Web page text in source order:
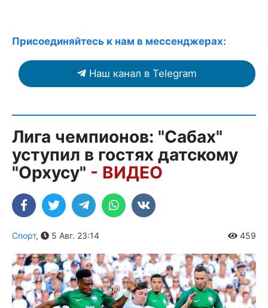
Присоединяйтесь к нам в мессенджерах:
Наш канал в Telegram
Лига чемпионов: "Сабах"
уступил в гостях датскому
"Орхусу" - ВИДЕО
Спорт, 5 Авг. 23:14 459